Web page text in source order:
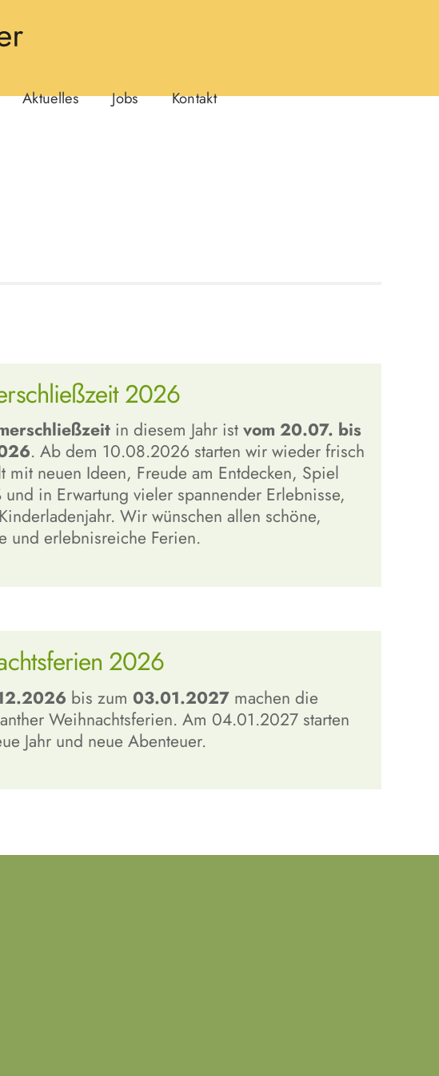
Aktuelles Jobs Kontakt
2026
in diesem Jahr istvom 20.07. bis
. Ab dem 10.08.2026 starten wir wieder frisch
mit neuen Ideen, Freude am Entdecken, Spiel
und in Erwartung vieler spannender Erlebnisse,
Wir wünschen allen schöne,
und erlebnisreiche Ferien.
2026
bis zum 03.01.2027 machen die
Weihnachtsferien. Am 04.01.2027 starten
Jahr und neue Abenteuer.